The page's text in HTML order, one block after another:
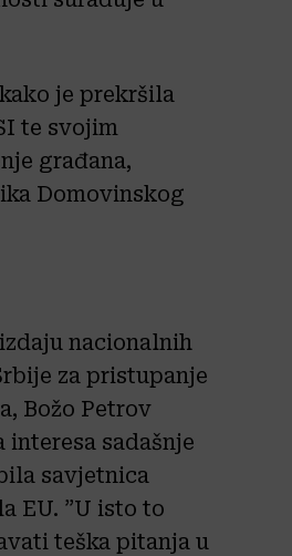
je prekršila
te svojim
građana,
Domovinskog
nacionalnih
za pristupanje
Božo Petrov
sadašnje
savjetnica
EU. ”U isto to
teška pitanja u